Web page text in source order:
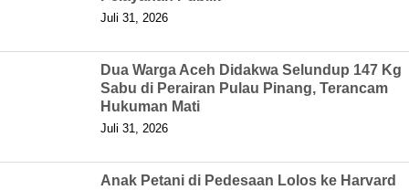
Juli 31, 2026
Dua Warga Aceh Didakwa Selundup 147 Kg
Sabu di Perairan Pulau Pinang, Terancam
Hukuman Mati
Juli 31, 2026
Anak Petani di Pedesaan Lolos ke Harvard